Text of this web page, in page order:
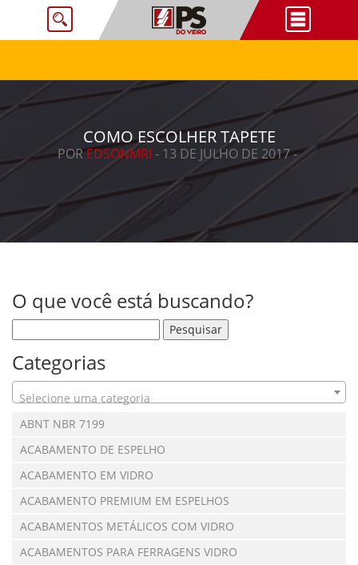
COMO ESCOLHER TAPETE
POREDSONMRI - 13 DE JULHO DE 2017 -
O que você está buscando?
Categorias
Selecione uma categoria
ABNT NBR 7199
ACABAMENTO DE ESPELHO
ACABAMENTO EM VIDRO
ACABAMENTO PREMIUM EM ESPELHOS
ACABAMENTOS METÁLICOS COM VIDRO
ACABAMENTOS PARA FERRAGENS VIDRO